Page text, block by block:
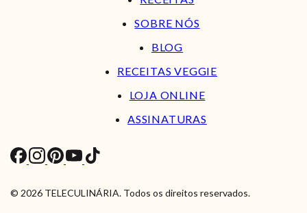
SOBRE NÓS
BLOG
RECEITAS VEGGIE
LOJA ONLINE
ASSINATURAS
© 2026 TELECULINÁRIA. Todos os direitos reservados.